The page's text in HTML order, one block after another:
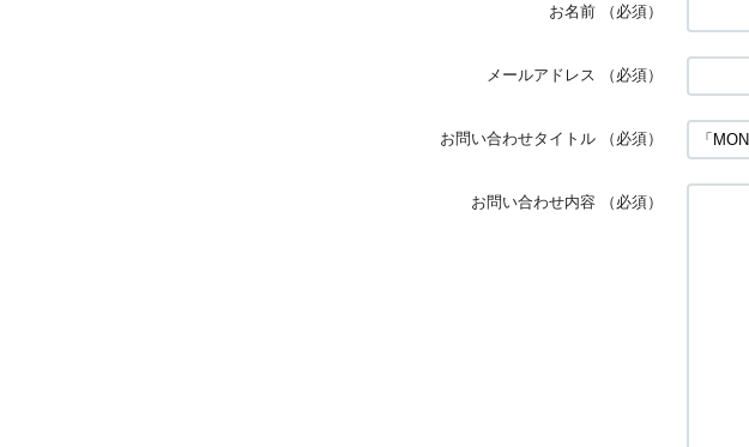
お名前 （必須）
メールアドレス （必須）
お問い合わせタイトル （必須）
お問い合わせ内容 （必須）